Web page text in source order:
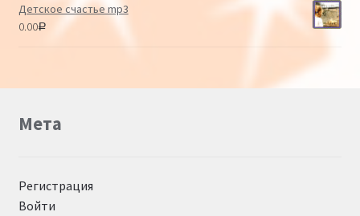
Детское счастье mp3
0.00Р
Мета
Регистрация
Войти